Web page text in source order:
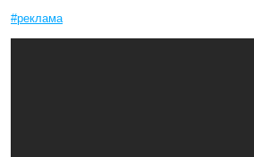
#реклама